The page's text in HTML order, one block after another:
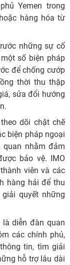
Yemen trong
hàng hóa từ
những sự cố
số biện pháp
để chống cướp
thời thu thập
sửa đổi hướng
dõi chặt chẽ
biện pháp ngoại
nhằm đảm
bảo vệ. IMO
viên và các
hàng hải để thu
quyết những
là diễn đàn quan
các chính phủ,
tin, tìm giải
hỗ trợ lâu dài